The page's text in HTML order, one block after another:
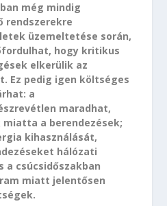
még mindig
rendszerekre
üzemeltetése során,
hogy kritikus
elkerülik az
Ez pedig igen költséges
a
maradhat,
a berendezések;
kihasználását,
hálózati
csúcsidőszakban
miatt jelentősen